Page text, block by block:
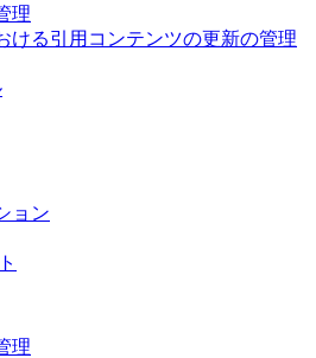
理
ける引用コンテンツの更新の管理
ョン
理